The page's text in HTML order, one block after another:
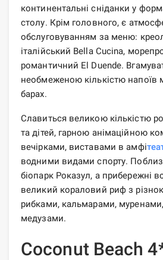
континентальні сніданки у
столу. Крім головного, є
обслуговуванням за меню:
італійський Bella Cucina,
романтичний El Duende.
необмеженою кількістю
барах.
Славиться великою кількістю
та дітей, гарною анімаційною
вечірками, виставами в амфі
водними видами спорту.
біопарк Роказул, а прибережні
великий кораловий риф з
рибками, кальмарами,
медузами.
Coconut Beach